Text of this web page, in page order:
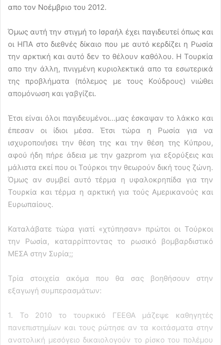
απο τον Νοέμβριο του 2012.
Όμως αυτή την στιγμή το Ισραήλ έχει παγιδευτεί όπως και
οι ΗΠΑ στο διεθνές δίκαιο που με αυτό κερδίζει η Ρωσία
την αρκτική και αυτό δεν το θέλουν καθόλου. Η Τουρκία
απο την άλλη, πνιγμένη κυριολεκτικά απο τα εσωτερικά
της προβλήματα (πόλεμος με τους Κούδρους) νιώθει
απομόνωση και γαβγίζει.
Έτσι είναι όλοι παγιδευμένοι…μας έσκαψαν το λάκκο και
έπεσαν οι ίδιοι μέσα. Έτσι τώρα η Ρωσία για να
ισχυροποιήσει την θέση της και την θέση της Κύπρου,
αφού ήδη πήρε άδεια με την gazprom για εξορύξεις και
μάλιστα εκεί που οι Τούρκοι την θεωρούν δική τους ζώνη.
Όμως αν συμβεί αυτό τέρμα η υφαλοκρηπίδα για την
Τουρκία και τέρμα η αρκτική για τούς Αμερικανούς και
Ευρωπαίους.
Καταλάβατε τώρα γιατί «χτύπησαν» πρώτοι οι Τούρκοι
την Ρωσία, καταρρίπτοντας το ρωσικό βομβαρδιστικό
ΜΕΣΑ στην Συρία;;
Τρία στοιχεία ακόμα που θα σας βοηθήσουν στην
εξαγωγή συμπερασμάτων:
1. Το 2010 το τουρκικό ΓΕΕΘΑ μάζεψε καθηγητές
πανεπιστημίων και τους ρώτησε αν τα κοιτάσματα στην
ανατολική μεσόγειο δικαιολογούν το ρίσκο του πολέμου